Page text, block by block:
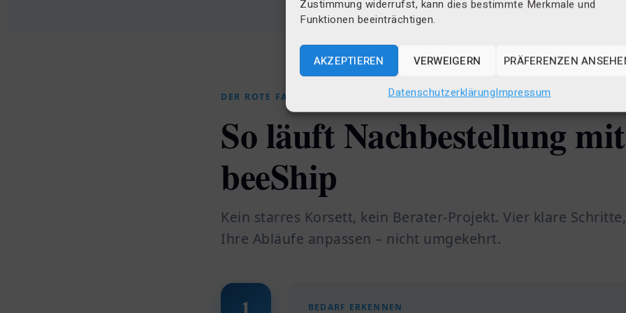
Zustimmung widerrufst, kann dies bestimmte Merkmale und
Funktionen beeinträchtigen.
AKZEPTIEREN VERWEIGERN PRÄFERENZEN
DatenschutzerklärungImpressum
DER ROTE FADEN
So läuft Nachbestellung mit
beeShip
Kein starres Korsett, kein Berater-Projekt. Vier klare
Ihre Abläufe anpassen – nicht umgekehrt.
BEDARF ERKENNEN